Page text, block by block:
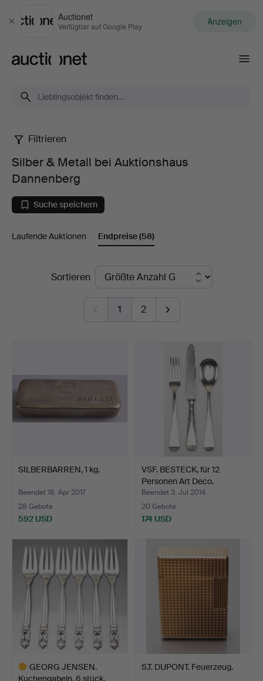
Schließen
Auctionet
Verfügbar auf Google Play Anzeigen
Silber
Metall
bei
Dannenberg
Filtrieren
Silber & Metall bei Auktionshaus
Dannenberg
Suche speichern
Laufende Auktionen Endpreise(58)
EndpreiseSortieren
1 2
SILBERBARREN, 1 kg.
Beendet 18. Apr 2017
28 Gebote
592 USD
VSF. BESTECK, für 12
Personen Art Deco.
Beendet 3. Jul 2014
20 Gebote
174 USD
GEORG JENSEN.
Kuchengabeln, 6 stück.
S.T. DUPONT. Feuerzeug.